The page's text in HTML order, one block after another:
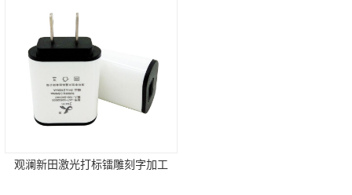
标镭雕刻字加工 观澜蚀刻移印钢板 晒丝印网板